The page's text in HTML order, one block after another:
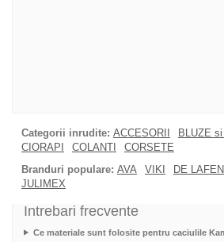
Categorii inrudite: ACCESORII BLUZE
CIORAPI
COLANTI
CORSETE
Branduri populare: AVA VIKI DE
JULIMEX
Intrebari frecvente
Ce materiale sunt folosite pentru caciulile